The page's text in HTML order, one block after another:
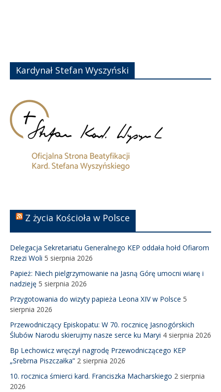
Kardynał Stefan Wyszyński
Z życia Kościoła w Polsce
Delegacja Sekretariatu Generalnego KEP oddała hołd Ofiarom
Rzezi Woli 5 sierpnia 2026
Papież: Niech pielgrzymowanie na Jasną Górę umocni wiarę i
nadzieję 5 sierpnia 2026
Przygotowania do wizyty papieża Leona XIV w Polsce 5
sierpnia 2026
Przewodniczący Episkopatu: W 70. rocznicę Jasnogórskich
Ślubów Narodu skierujmy nasze serce ku Maryi 4 sierpnia 2026
Bp Lechowicz wręczył nagrodę Przewodniczącego KEP
„Srebrna Piszczałka” 2 sierpnia 2026
10. rocznica śmierci kard. Franciszka Macharskiego 2 sierpnia
2026